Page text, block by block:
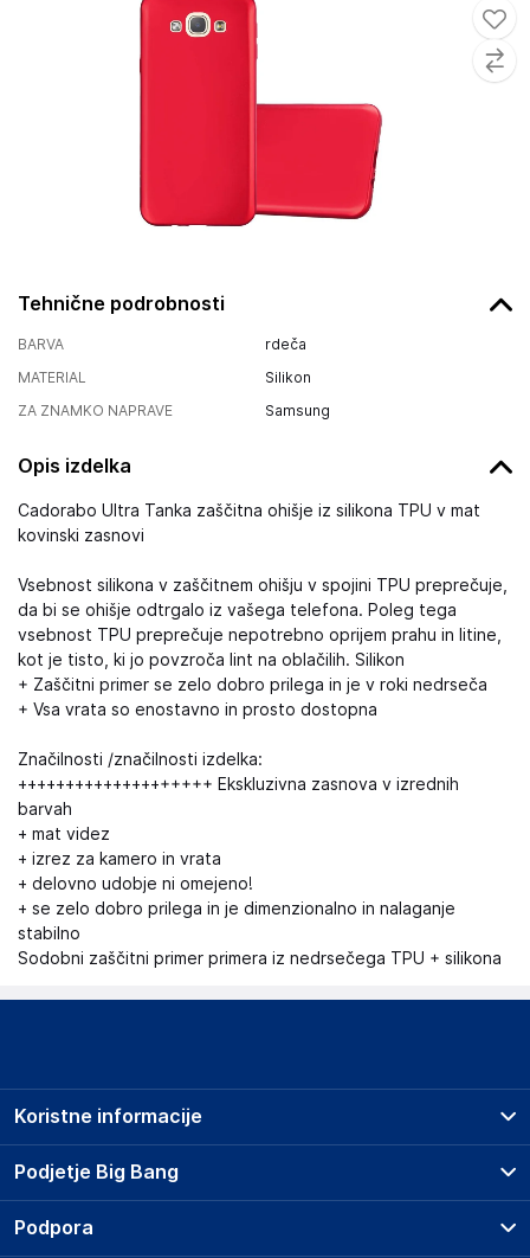
Tehnične podrobnosti
BARVA
rdeča
MATERIAL
Silikon
ZA ZNAMKO NAPRAVE
Samsung
Opis izdelka
Cadorabo Ultra Tanka zaščitna ohišje iz silikona TPU v mat
kovinski zasnovi
Vsebnost silikona v zaščitnem ohišju v spojini TPU preprečuje,
da bi se ohišje odtrgalo iz vašega telefona. Poleg tega
vsebnost TPU preprečuje nepotrebno oprijem prahu in litine,
kot je tisto, ki jo povzroča lint na oblačilih. Silikon
+ Zaščitni primer se zelo dobro prilega in je v roki nedrseča
+ Vsa vrata so enostavno in prosto dostopna
Značilnosti /značilnosti izdelka:
++++++++++++++++++++ Ekskluzivna zasnova v izrednih
barvah
+ mat videz
+ izrez za kamero in vrata
+ delovno udobje ni omejeno!
+ se zelo dobro prilega in je dimenzionalno in nalaganje
stabilno
Sodobni zaščitni primer primera iz nedrsečega TPU + silikona
Podjetje Big Bang
O podjetju
Koristne informacije
Prodajna mesta
Storitve
Podpora